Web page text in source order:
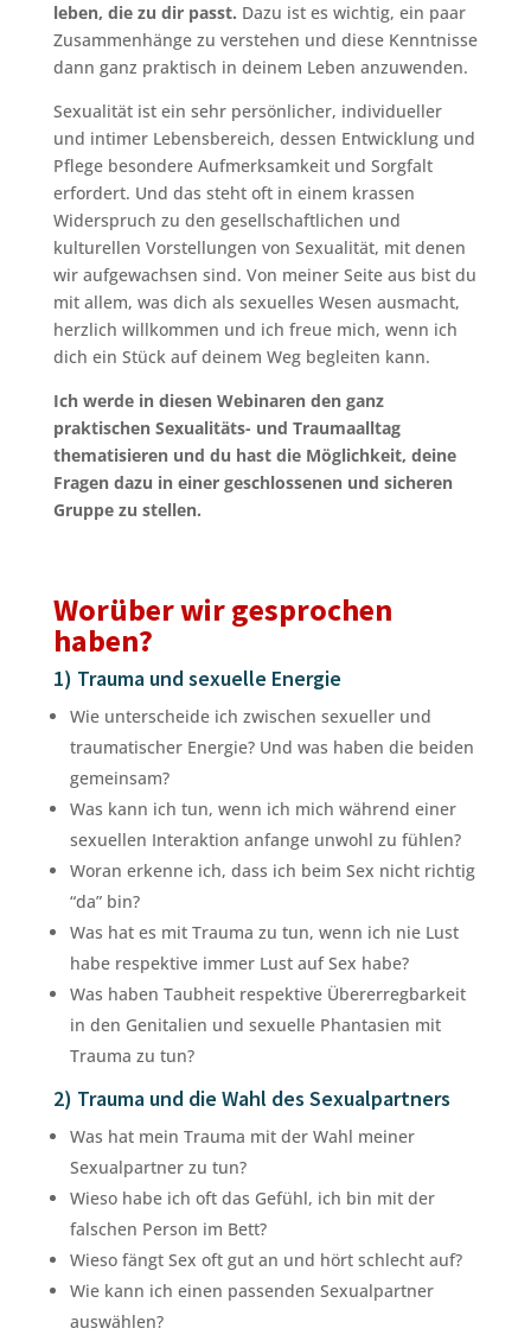
leben, die zu dir passt. Dazu ist es wichtig, ein paar
Zusammenhänge zu verstehen und diese Kenntnisse
dann ganz praktisch in deinem Leben anzuwenden.
Sexualität ist ein sehr persönlicher, individueller
und intimer Lebensbereich, dessen Entwicklung und
Pflege besondere Aufmerksamkeit und Sorgfalt
erfordert. Und das steht oft in einem krassen
Widerspruch zu den gesellschaftlichen und
kulturellen Vorstellungen von Sexualität, mit denen
wir aufgewachsen sind. Von meiner Seite aus bist du
mit allem, was dich als sexuelles Wesen ausmacht,
herzlich willkommen und ich freue mich, wenn ich
dich ein Stück auf deinem Weg begleiten kann.
Ich werde in diesen Webinaren den ganz
praktischen Sexualitäts- und Traumaalltag
thematisieren und du hast die Möglichkeit, deine
Fragen dazu in einer geschlossenen und sicheren
Gruppe zu stellen.
Worüber wir gesprochen
haben?
1) Trauma und sexuelle Energie
Wie unterscheide ich zwischen sexueller und
traumatischer Energie? Und was haben die beiden
gemeinsam?
Was kann ich tun, wenn ich mich während einer
sexuellen Interaktion anfange unwohl zu fühlen?
Woran erkenne ich, dass ich beim Sex nicht richtig
“da” bin?
Was hat es mit Trauma zu tun, wenn ich nie Lust
habe respektive immer Lust auf Sex habe?
Was haben Taubheit respektive Übererregbarkeit
in den Genitalien und sexuelle Phantasien mit
Trauma zu tun?
2) Trauma und die Wahl des Sexualpartners
Was hat mein Trauma mit der Wahl meiner
Sexualpartner zu tun?
Wieso habe ich oft das Gefühl, ich bin mit der
falschen Person im Bett?
Wieso fängt Sex oft gut an und hört schlecht auf?
Wie kann ich einen passenden Sexualpartner
auswählen?